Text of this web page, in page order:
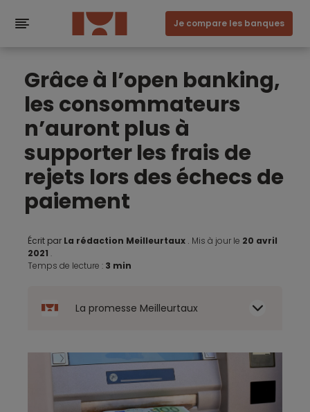
Je compare les banques
Grâce à l’open banking,
les consommateurs
n’auront plus à
supporter les frais de
rejets lors des échecs de
paiement
Écrit par La rédaction Meilleurtaux . Mis à jour le 20 avril
2021 .
Temps de lecture : 3 min
La promesse Meilleurtaux